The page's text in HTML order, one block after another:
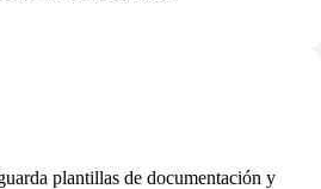
plantillas de documentación y